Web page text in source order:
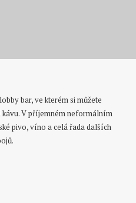
bar, ve kterém si můžete
V příjemném neformálním
pivo, víno a celá řada dalších